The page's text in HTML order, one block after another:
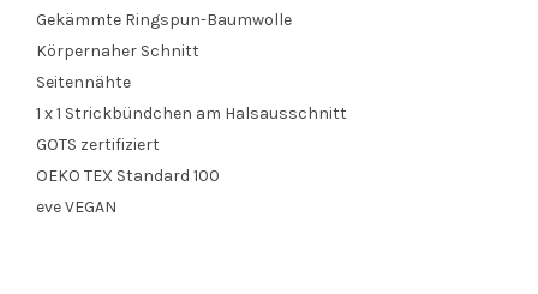
Gekämmte Ringspun-Baumwolle
Körpernaher Schnitt
Seitennähte
1 x 1 Strickbündchen am Halsausschnitt
GOTS zertifiziert
OEKO TEX Standard 100
eve VEGAN